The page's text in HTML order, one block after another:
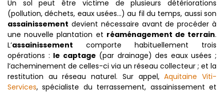
Un sol peut être victime de plusieurs détériorations
(pollution, déchets, eaux usées…) au fil du temps, aussi son
assainissement devient nécessaire avant de procéder à
une nouvelle plantation et réaménagement de terrain.
L’assainissement comporte habituellement trois
opérations : le captage (par drainage) des eaux usées ;
l’acheminement de celles-ci via un réseau collecteur ; et la
restitution au réseau naturel. Sur appel,Aquitaine Viti-
Services, spécialiste du terrassement, assainissement et